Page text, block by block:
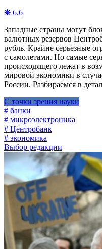
❋ 6.6
Западные страны могут
валютных резервов
рубль. Крайне серьезные
с самолетами. Но самые
происходящего лежат в
мировой экономики в
России. Разбираемся в
С точки зрения науки
# банки
# микроэлектроника
# Центробанк
# экономика
Выбор редакции